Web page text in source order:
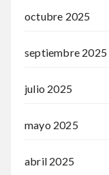
octubre 2025
septiembre 2025
julio 2025
mayo 2025
abril 2025